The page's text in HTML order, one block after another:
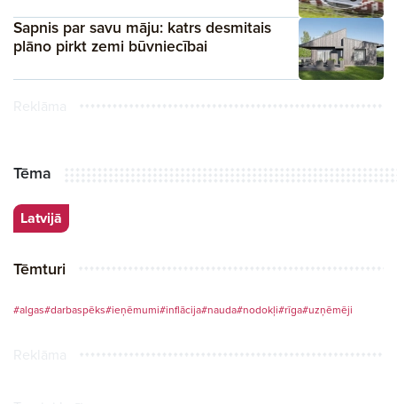
Sapnis par savu māju: katrs desmitais
plāno pirkt zemi būvniecībai
Tēma
Latvijā
Tēmturi
#algas#darbaspēks#ieņēmumi#inflācija#nauda#nodokļi#rīga#uzņēmēji